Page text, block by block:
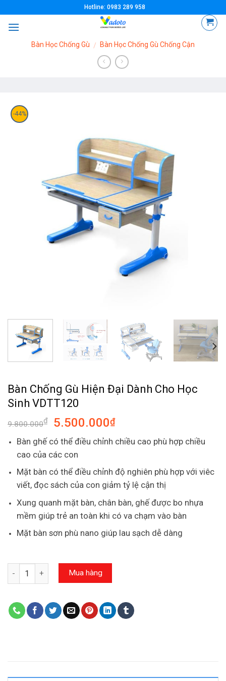
content
Hotline: 0983 289 958
Bàn Học Chống Gù / Bàn Học Chống Gù Chống Cận
-44%
Bàn Chống Gù Hiện Đại Dành Cho Học
Sinh VDTT120
9.800.000₫ 5.500.000₫
Bàn ghế có thể điều chỉnh chiều cao phù hợp chiều
cao của các con
Mặt bàn có thể điều chỉnh độ nghiên phù hợp với viêc
viết, đọc sách của con giảm tỷ lệ cận thị
Xung quanh mặt bàn, chân bàn, ghế được bo nhựa
mềm giúp trẻ an toàn khi có va chạm vào bàn
Mặt bàn sơn phù nano giúp lau sạch dễ dàng
Số lượng Mua hàng